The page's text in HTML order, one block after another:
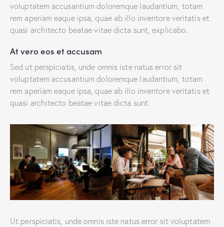
voluptatem accusantium doloremque laudantium, totam
rem aperiam eaque ipsa, quae ab illo inventore veritatis et
quasi architecto beatae vitae dicta sunt, explicabo.
At vero eos et accusam
Sed ut perspiciatis, unde omnis iste natus error sit
voluptatem accusantium doloremque laudantium, totam
rem aperiam eaque ipsa, quae ab illo inventore veritatis et
quasi architecto beatae vitae dicta sunt.
Ut perspiciatis, unde omnis iste natus error sit voluptatem